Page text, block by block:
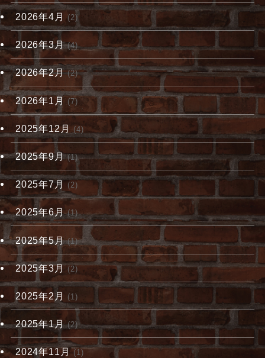
2026年4月 (2)
2026年3月(4)
2026年2月 (2)
2026年1月 (7)
2025年12月 (4)
2025年9月(1)
2025年7月 (2)
2025年6月(1)
2025年5月(1)
2025年3月(2)
2025年2月 (1)
2025年1月(2)
2024年11月 (1)